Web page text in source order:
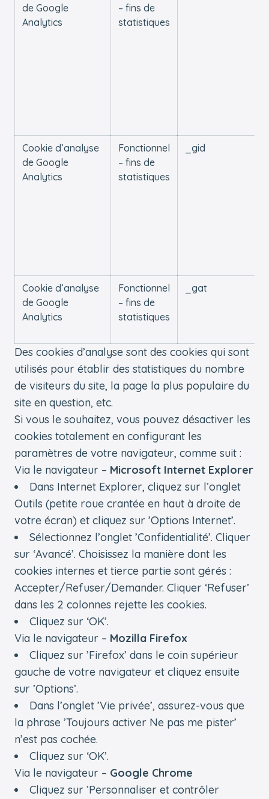
de Google
Analytics
– fins de
statistiques
Cookie d’analyse
de Google
Analytics
Fonctionnel
– fins de
statistiques
_gid
Cookie d’analyse
de Google
Analytics
Fonctionnel
– fins de
statistiques
_gat
Des cookies d’analyse sont des cookies qui sont
utilisés pour établir des statistiques du nombre
de visiteurs du site, la page la plus populaire du
site en question, etc.
Si vous le souhaitez, vous pouvez désactiver les
cookies totalement en configurant les
paramètres de votre navigateur, comme suit :
Via le navigateur – Microsoft Internet Explorer
Dans Internet Explorer, cliquez sur l’onglet
Outils (petite roue crantée en haut à droite de
votre écran) et cliquez sur ’Options Internet’.
Sélectionnez l’onglet ’Confidentialité’. Cliquer
sur ‘Avancé’. Choisissez la manière dont les
cookies internes et tierce partie sont gérés :
Accepter/Refuser/Demander. Cliquer ‘Refuser’
dans les 2 colonnes rejette les cookies.
Cliquez sur ‘OK’.
Via le navigateur – Mozilla Firefox
Cliquez sur ’Firefox’ dans le coin supérieur
gauche de votre navigateur et cliquez ensuite
sur ’Options’.
Dans l’onglet ’Vie privée’, assurez-vous que
la phrase ’Toujours activer Ne pas me pister’
n’est pas cochée.
Cliquez sur ‘OK’.
Via le navigateur – Google Chrome
Cliquez sur ’Personnaliser et contrôler